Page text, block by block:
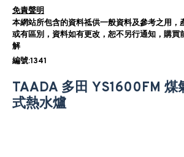
免責聲明
本網站所包含的資料祗供一般資料及參考之用，
或有區別，資料如有更改，恕不另行通知，購買
解
編號:1341
TAADA 多田 YS1600FM
式熱水爐